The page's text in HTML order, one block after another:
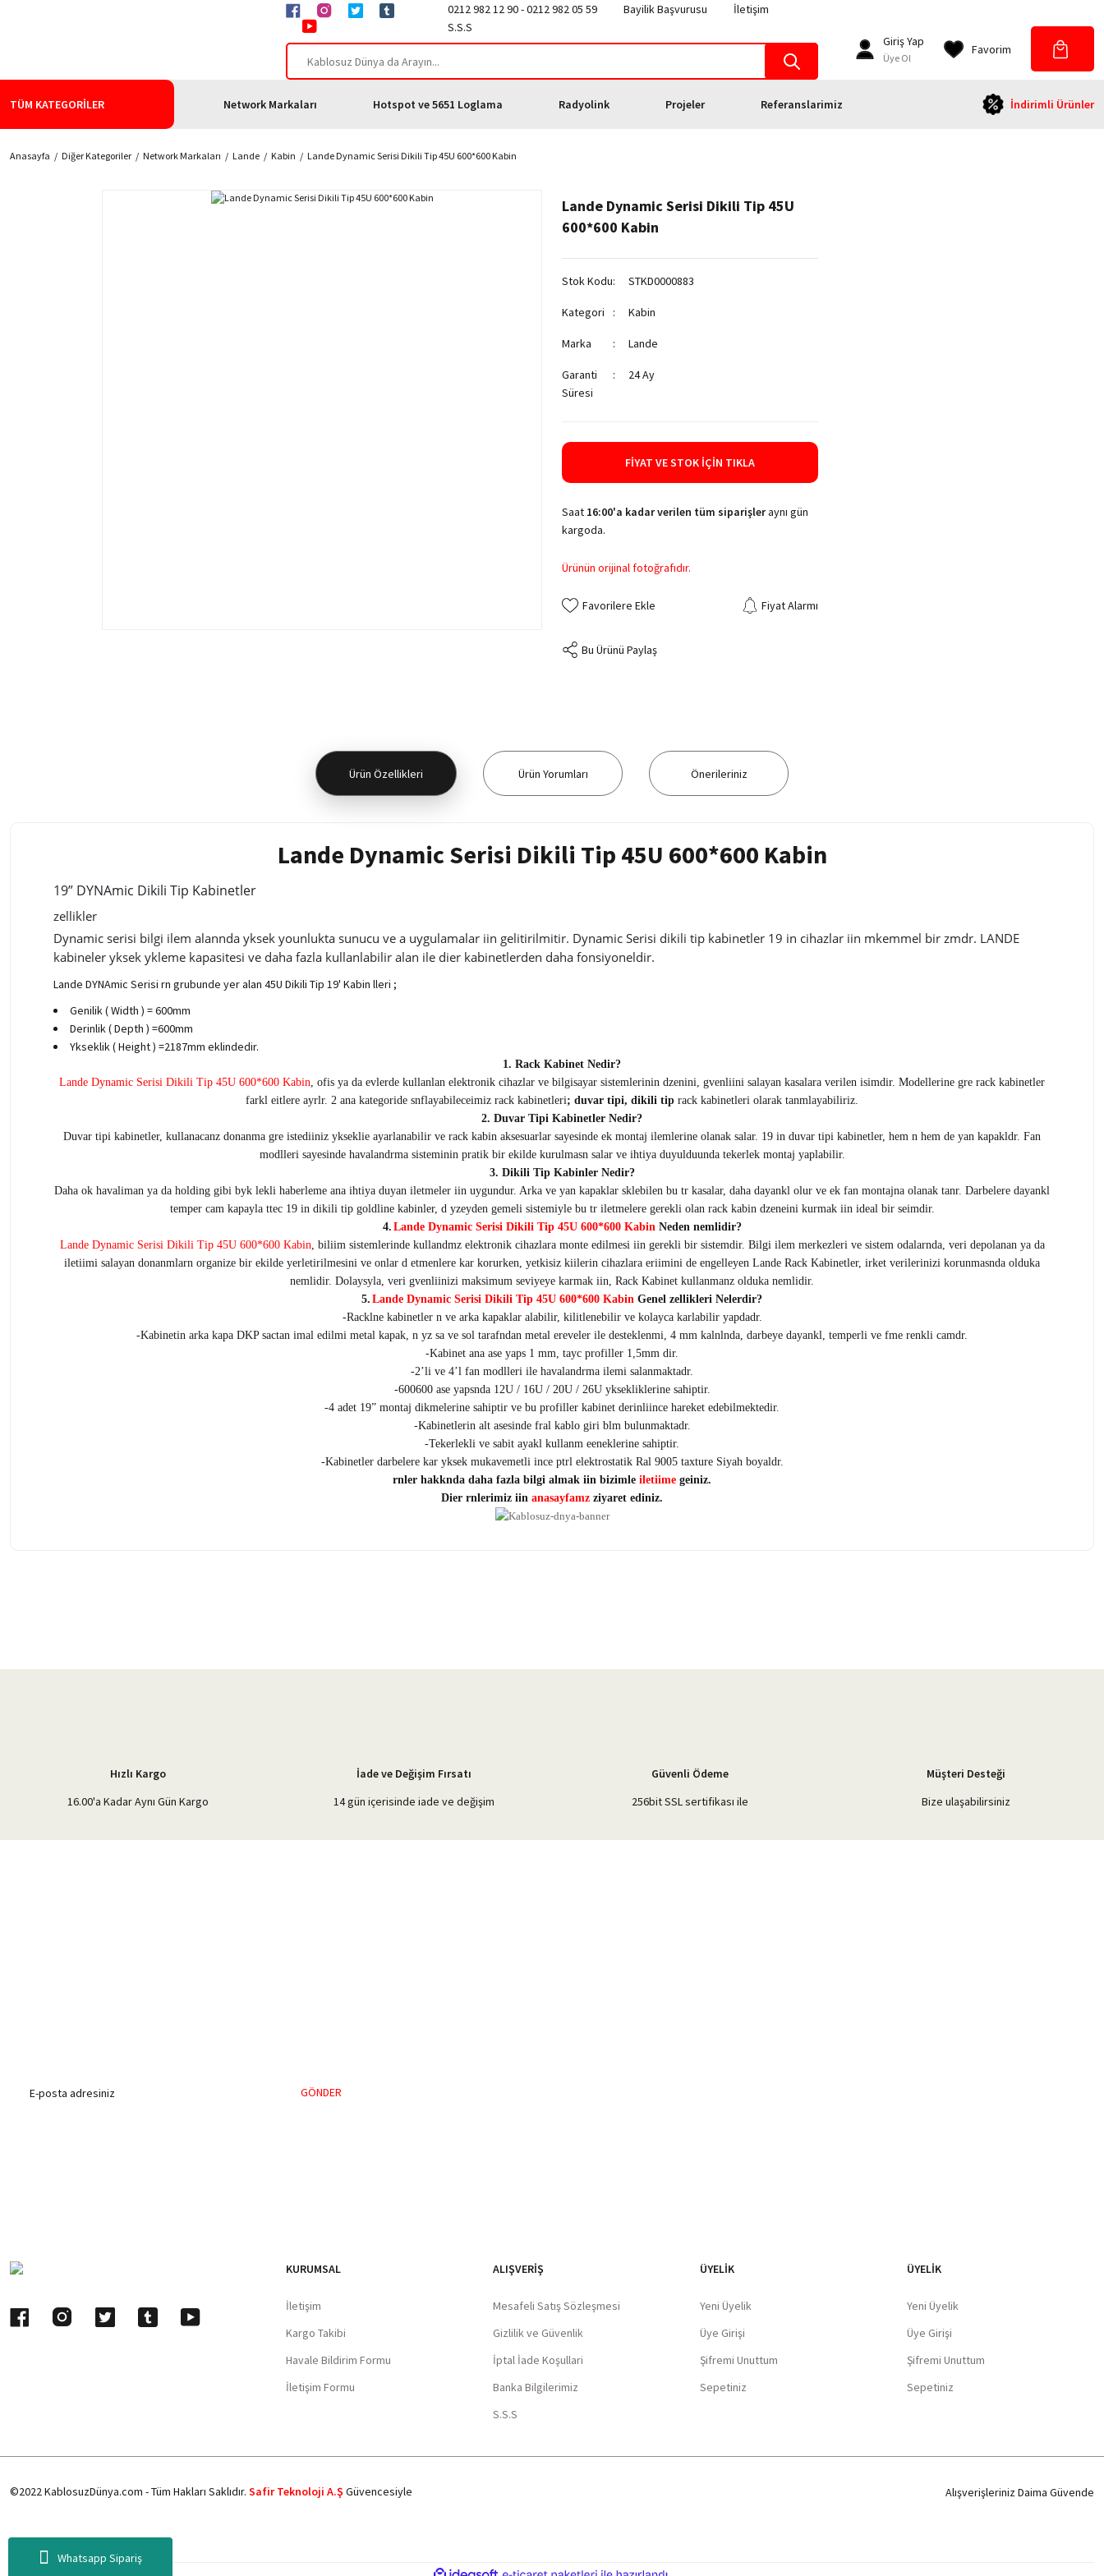
Whatsapp Sipariş
0212 982 12 90 - 0212 982 05 59 Bayilik Başvurusu
İletişim
S.S.S
Giriş Yap
Üye Ol
Favorim
TÜM KATEGORİLER Network Markaları Hotspot ve 5651 Loglama Radyolink Projeler Referanslarimiz İndirimli Ürünler
Anasayfa Diğer Kategoriler Network Markaları Lande Kabin Lande Dynamic Serisi Dikili Tip 45U 600*600 Kabin
Lande Dynamic Serisi Dikili Tip 45U
600*600 Kabin
Stok Kodu STKD0000883
Kategori Kabin
Marka Lande
Garanti
Süresi
24 Ay
FIYAT VE STOK İÇIN TIKLA
Saat 16:00'a kadar verilen tüm siparişleraynı gün
kargoda.
Ürünün orijinal fotoğrafıdır.
Fiyat Alarmı
Bu Ürünü Paylaş
Ürün Özellikleri Ürün Yorumları Önerileriniz
Lande Dynamic Serisi Dikili Tip 45U 600*600 Kabin
19” DYNAmic Dikili Tip Kabinetler
zellikler
Dynamic serisi bilgi ilem alannda yksek younlukta sunucu ve a uygulamalar iin gelitirilmitir. Dynamic Serisi dikili tip kabinetler 19 in cihazlar iin mkemmel bir zmdr. LANDE
kabineler yksek ykleme kapasitesi ve daha fazla kullanlabilir alan ile dier kabinetlerden daha fonsiyoneldir.
Lande DYNAmic Serisi rn grubunde yer alan 45U Dikili Tip 19' Kabin lleri ;
Genilik ( Width ) = 600mm
Derinlik ( Depth ) =600mm
Ykseklik ( Height ) =2187mm eklindedir.
1. Rack Kabinet Nedir?
Lande Dynamic Serisi Dikili Tip 45U 600*600 Kabin, ofis ya da evlerde kullanlan elektronik cihazlar ve bilgisayar sistemlerinin dzenini, gvenliini salayan kasalara verilen isimdir. Modellerine gre rack kabinetler
farkl eitlere ayrlr. 2 ana kategoride snflayabileceimiz rack kabinetleri; duvar tipi, dikili tip rack kabinetleri olarak tanmlayabiliriz.
2. Duvar Tipi Kabinetler Nedir?
Duvar tipi kabinetler, kullanacanz donanma gre istediiniz ykseklie ayarlanabilir ve rack kabin aksesuarlar sayesinde ek montaj ilemlerine olanak salar. 19 in duvar tipi kabinetler, hem n hem de yan kapakldr. Fan
modlleri sayesinde havalandrma sisteminin pratik bir ekilde kurulmasn salar ve ihtiya duyulduunda tekerlek montaj yaplabilir.
3. Dikili Tip Kabinler Nedir?
Daha ok havaliman ya da holding gibi byk lekli haberleme ana ihtiya duyan iletmeler iin uygundur. Arka ve yan kapaklar sklebilen bu tr kasalar, daha dayankl olur ve ek fan montajna olanak tanr. Darbelere dayankl
temper cam kapayla ttec 19 in dikili tip goldline kabinler, d yzeyden gemeli sistemiyle bu tr iletmelere gerekli olan rack kabin dzeneini kurmak iin ideal bir seimdir.
4. Lande Dynamic Serisi Dikili Tip 45U 600*600 KabinNeden nemlidir?
Lande Dynamic Serisi Dikili Tip 45U 600*600 Kabin, biliim sistemlerinde kullandmz elektronik cihazlara monte edilmesi iin gerekli bir sistemdir. Bilgi ilem merkezleri ve sistem odalarnda, veri depolanan ya da
iletiimi salayan donanmlarn organize bir ekilde yerletirilmesini ve onlar d etmenlere kar korurken, yetkisiz kiilerin cihazlara eriimini de engelleyen Lande Rack Kabinetler, irket verilerinizi korunmasnda olduka
nemlidir. Dolaysyla, veri gvenliinizi maksimum seviyeye karmak iin, Rack Kabinet kullanmanz olduka nemlidir.
5. Lande Dynamic Serisi Dikili Tip 45U 600*600 Kabin Genel zellikleri Nelerdir?
-Racklne kabinetler n ve arka kapaklar alabilir, kilitlenebilir ve kolayca karlabilir yapdadr.
-Kabinetin arka kapa DKP sactan imal edilmi metal kapak, n yz sa ve sol tarafndan metal ereveler ile desteklenmi, 4 mm kalnlnda, darbeye dayankl, temperli ve fme renkli camdr.
-Kabinet ana ase yaps 1 mm, tayc profiller 1,5mm dir.
-2’li ve 4’l fan modlleri ile havalandrma ilemi salanmaktadr.
-600600 ase yapsnda 12U / 16U / 20U / 26U yksekliklerine sahiptir.
-4 adet 19” montaj dikmelerine sahiptir ve bu profiller kabinet derinliince hareket edebilmektedir.
-Kabinetlerin alt asesinde fral kablo giri blm bulunmaktadr.
-Tekerlekli ve sabit ayakl kullanm eeneklerine sahiptir.
-Kabinetler darbelere kar yksek mukavemetli ince ptrl elektrostatik Ral 9005 taxture Siyah boyaldr.
rnler hakknda daha fazla bilgi almak iin bizimle iletiime geiniz.
Dier rnlerimiz iin anasayfamz ziyaret ediniz.
Hızlı Kargo
16.00'a Kadar Aynı Gün Kargo
İade ve Değişim Fırsatı
14 gün içerisinde iade ve değişim
Güvenli Ödeme
256bit SSL sertifikası ile
Müşteri Desteği
Bize ulaşabilirsiniz
GÖNDER
KURUMSAL
İletişim
Kargo Takibi
Havale Bildirim Formu
İletişim Formu
ALIŞVERIŞ
Mesafeli Satış Sözleşmesi
Gizlilik ve Güvenlik
İptal İade Koşullari
Banka Bilgilerimiz
S.S.S
ÜYELİK
Yeni Üyelik
Üye Girişi
Şifremi Unuttum
Sepetiniz
ÜYELİK
Yeni Üyelik
Üye Girişi
Şifremi Unuttum
Sepetiniz
©2022 KablosuzDünya.com - Tüm Hakları Saklıdır. Safir Teknoloji A.Ş Güvencesiyle Alışverişleriniz Daima Güvende